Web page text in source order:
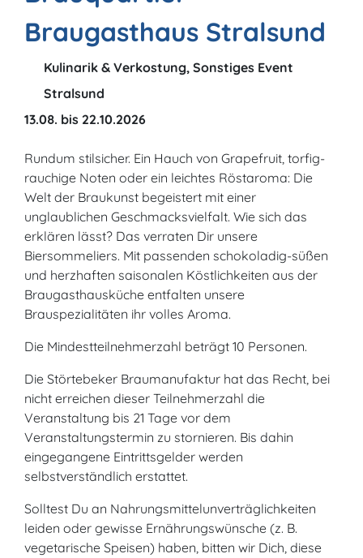
Braugasthaus Stralsund
Kulinarik & Verkostung, Sonstiges Event
Stralsund
13.08. bis 22.10.2026
Rundum stilsicher. Ein Hauch von Grapefruit, torfig-
rauchige Noten oder ein leichtes Röstaroma: Die
Welt der Braukunst begeistert mit einer
unglaublichen Geschmacksvielfalt. Wie sich das
erklären lässt? Das verraten Dir unsere
Biersommeliers. Mit passenden schokoladig-süßen
und herzhaften saisonalen Köstlichkeiten aus der
Braugasthausküche entfalten unsere
Brauspezialitäten ihr volles Aroma.
Die Mindestteilnehmerzahl beträgt 10 Personen.
Die Störtebeker Braumanufaktur hat das Recht, bei
nicht erreichen dieser Teilnehmerzahl die
Veranstaltung bis 21 Tage vor dem
Veranstaltungstermin zu stornieren. Bis dahin
eingegangene Eintrittsgelder werden
selbstverständlich erstattet.
Solltest Du an Nahrungsmittelunverträglichkeiten
leiden oder gewisse Ernährungswünsche (z. B.
vegetarische Speisen) haben, bitten wir Dich, diese